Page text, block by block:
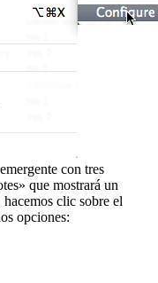
con tres
que mostrará un
clic sobre el
opciones: